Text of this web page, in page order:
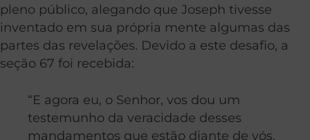
pleno público, alegando que Joseph tivesse
inventado em sua própria mente algumas das
partes das revelações. Devido a este desafio, a
seção 67 foi recebida:
“E agora eu, o Senhor, vos dou um
testemunho da veracidade desses
mandamentos que estão diante de vós.